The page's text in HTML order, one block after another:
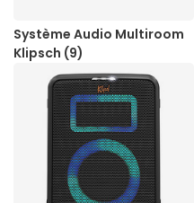
Système Audio Multiroom
Klipsch (9)